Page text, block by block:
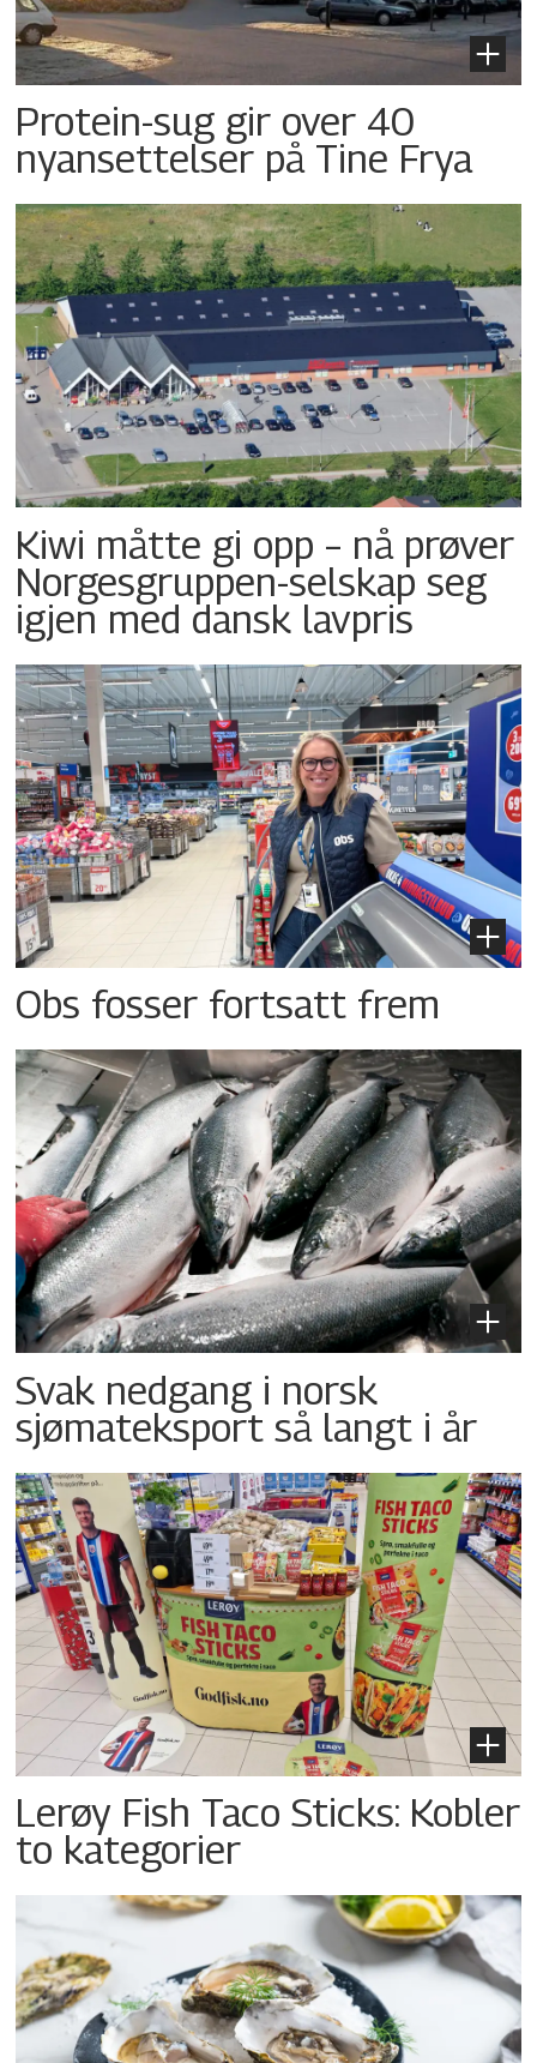
Protein-sug gir over 40
nyansettelser på Tine Frya
Kiwi måtte gi opp – nå prøver
Norgesgruppen-selskap seg
igjen med dansk lavpris
Obs fosser fortsatt frem
Svak nedgang i norsk
sjømateksport så langt i år
Lerøy Fish Taco Sticks: Kobler
to kategorier